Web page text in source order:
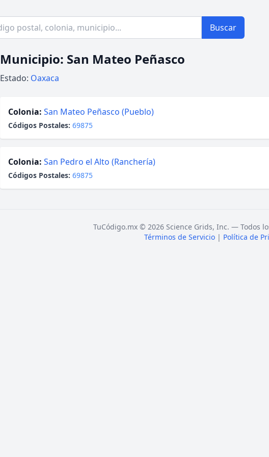
Buscar
Municipio: San Mateo Peñasco
Estado: Oaxaca
Colonia: San Mateo Peñasco (Pueblo)
Códigos Postales: 69875
Colonia: San Pedro el Alto (Ranchería)
Códigos Postales: 69875
TuCódigo.mx © 2026 Science Grids, Inc. — Todos
Términos de Servicio | Política de